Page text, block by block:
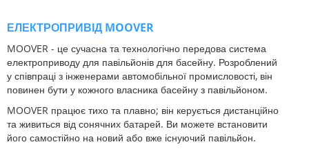
ЕЛЕКТРОПРИВІД MOOVER
MOOVER - це сучасна та технологічно передова система
електроприводу для павільйонів для басейну. Розроблений
у співпраці з інженерами автомобільної промисловості, він
повинен бути у кожного власника басейну з павільйоном.
MOOVER працює тихо та плавно; він керується дистанційно
та живиться від сонячних батарей. Ви можете встановити
його самостійно на новий або вже існуючий павільйон.